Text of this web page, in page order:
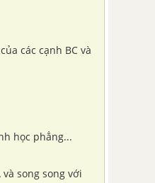
các cạnh BC và
học phẳng...
song song với